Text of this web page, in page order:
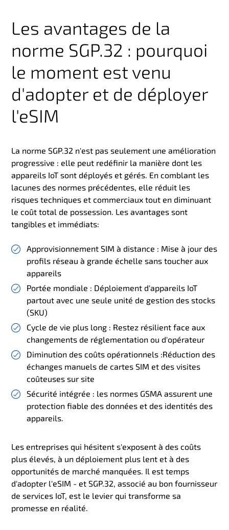
Les avantages de la
norme SGP.32 : pourquoi
le moment est venu
d'adopter et de déployer
l'eSIM
La norme SGP.32 n'est pas seulement une amélioration
progressive : elle peut redéfinir la manière dont les
appareils IoT sont déployés et gérés. En comblant les
lacunes des normes précédentes, elle réduit les
risques techniques et commerciaux tout en diminuant
le coût total de possession. Les avantages sont
tangibles et immédiats:
Approvisionnement SIM à distance : Mise à jour des
profils réseau à grande échelle sans toucher aux
appareils
Portée mondiale : Déploiement d'appareils IoT
partout avec une seule unité de gestion des stocks
(SKU)
Cycle de vie plus long : Restez résilient face aux
changements de réglementation ou d'opérateur
Diminution des coûts opérationnels :Réduction des
échanges manuels de cartes SIM et des visites
coûteuses sur site
Sécurité intégrée : les normes GSMA assurent une
protection fiable des données et des identités des
appareils.
Les entreprises qui hésitent s'exposent à des coûts
plus élevés, à un déploiement plus lent et à des
opportunités de marché manquées. Il est temps
d'adopter l'eSIM - et SGP.32, associé au bon fournisseur
de services IoT, est le levier qui transforme sa
promesse en réalité.